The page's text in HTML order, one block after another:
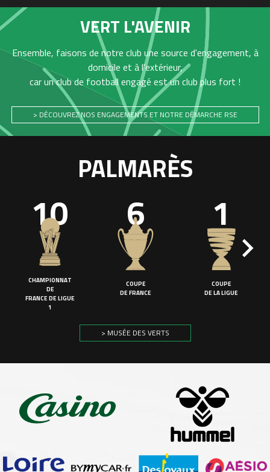
VERT L'AVENIR
Ensemble, faisons de notre club une source d'engagement, à
domicile et à l'extérieur,
car un club de football engagé est un club plus fort !
> DÉCOUVREZ NOS ENGAGEMENTS ET NOTRE DÉMARCHE RSE
PALMARÈS
10
CHAMPIONNAT
DE
FRANCE DE LIGUE
1
6
COUPE
DE FRANCE
1
COUPE
DE LA LIGUE
> MUSÉE DES VERTS